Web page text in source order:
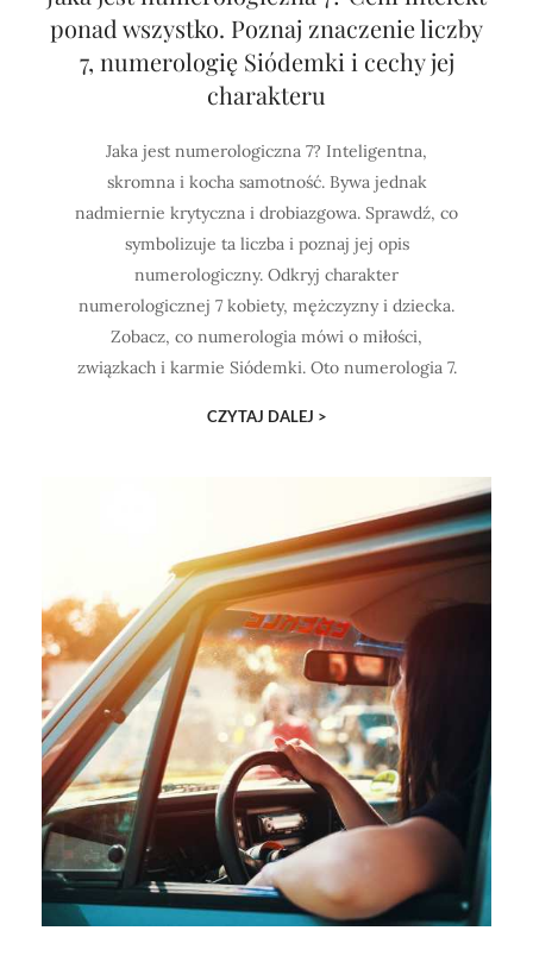
ponad wszystko. Poznaj znaczenie liczby
7, numerologię Siódemki i cechy jej
charakteru
Jaka jest numerologiczna 7? Inteligentna,
skromna i kocha samotność. Bywa jednak
nadmiernie krytyczna i drobiazgowa. Sprawdź, co
symbolizuje ta liczba i poznaj jej opis
numerologiczny. Odkryj charakter
numerologicznej 7 kobiety, mężczyzny i dziecka.
Zobacz, co numerologia mówi o miłości,
związkach i karmie Siódemki. Oto numerologia 7.
CZYTAJ DALEJ >